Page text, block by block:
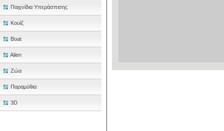
Παιχνίδια Υπεράσπισης
Κουίζ
Boat
Alien
Ζώα
Παραμύθια
3D